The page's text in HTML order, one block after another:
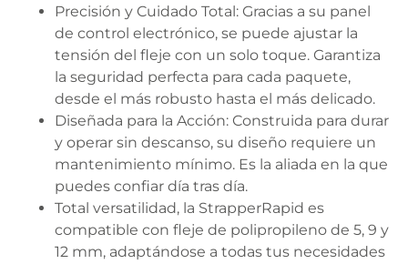
Precisión y Cuidado Total: Gracias a su panel
de control electrónico, se puede ajustar la
tensión del fleje con un solo toque. Garantiza
la seguridad perfecta para cada paquete,
desde el más robusto hasta el más delicado.
Diseñada para la Acción: Construida para durar
y operar sin descanso, su diseño requiere un
mantenimiento mínimo. Es la aliada en la que
puedes confiar día tras día.
Total versatilidad, la StrapperRapid es
compatible con fleje de polipropileno de 5, 9 y
12 mm, adaptándose a todas tus necesidades